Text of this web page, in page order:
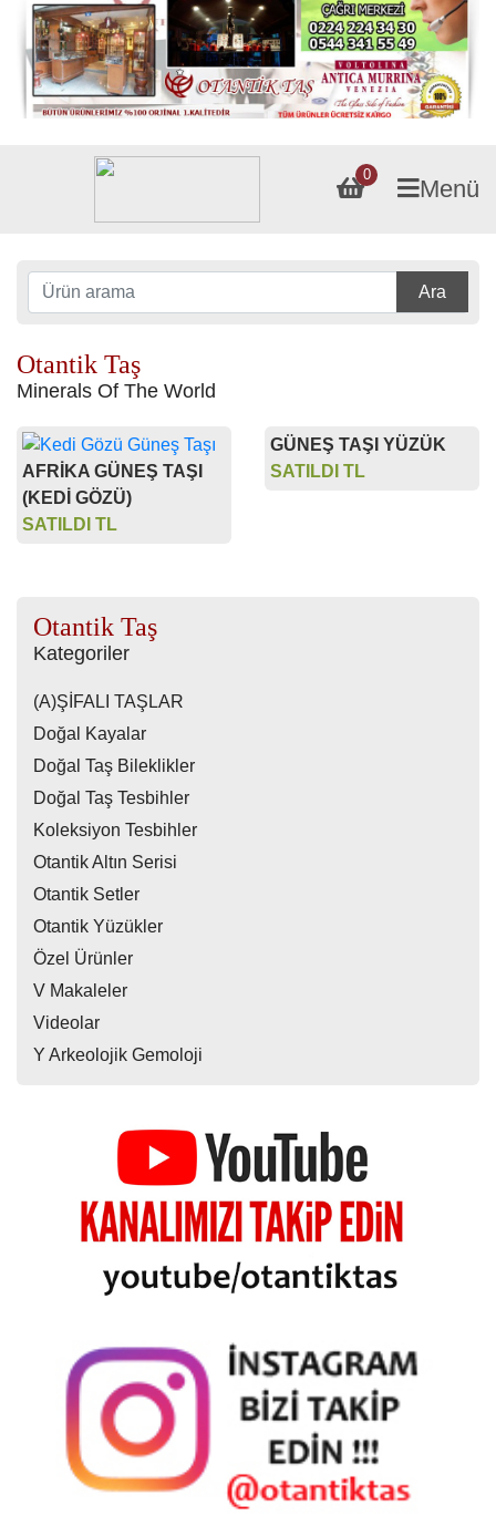
0
Menü
Ara
Otantik Taş
Minerals Of The World
AFRİKA GÜNEŞ TAŞI
(KEDİ GÖZÜ)
SATILDI TL
GÜNEŞ TAŞI YÜZÜK
SATILDI TL
Otantik Taş
Kategoriler
(A)ŞİFALI TAŞLAR
Doğal Kayalar
Doğal Taş Bileklikler
Doğal Taş Tesbihler
Koleksiyon Tesbihler
Otantik Altın Serisi
Otantik Setler
Otantik Yüzükler
Özel Ürünler
V Makaleler
Videolar
Y Arkeolojik Gemoloji